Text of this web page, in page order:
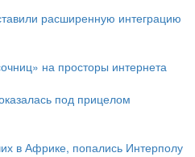
расширенную интеграцию
на просторы интернета
под прицелом
в Африке, попались Интерполу